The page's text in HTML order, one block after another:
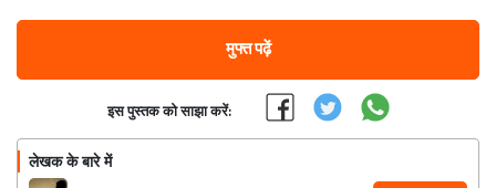
मुफ्त पढ़ें
इस पुस्तक को साझा करें:
लेखक के बारे में